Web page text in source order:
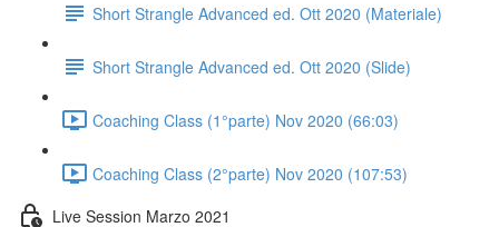
Short Strangle Advanced ed. Ott 2020 (Materiale)
Short Strangle Advanced ed. Ott 2020 (Slide)
Coaching Class (1°parte) Nov 2020 (66:03)
Coaching Class (2°parte) Nov 2020 (107:53)
Live Session Marzo 2021